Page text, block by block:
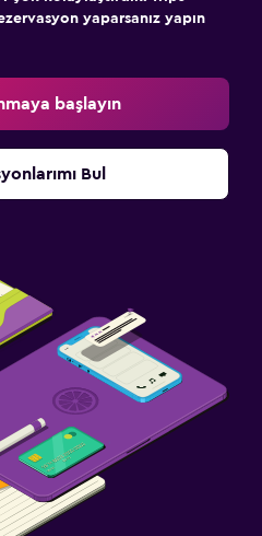
yaparsanız yapın
başlayın
Bul